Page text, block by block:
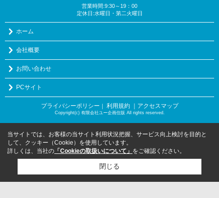
営業時間:9:30～19：00
定休日:水曜日・第二火曜日
ホーム
会社概要
お問い合わせ
PCサイト
プライバシーポリシー ｜ 利用規約 ｜アクセスマップ
Copyright(c) 有限会社ユー企画住販 All rights reserved.
当サイトでは、お客様の当サイト利用状況把握、サービス向上検討を目的と
して、クッキー（Cookie）を使用しています。
詳しくは、当社の 「Cookieの取扱いについて」 をご確認ください。
閉じる